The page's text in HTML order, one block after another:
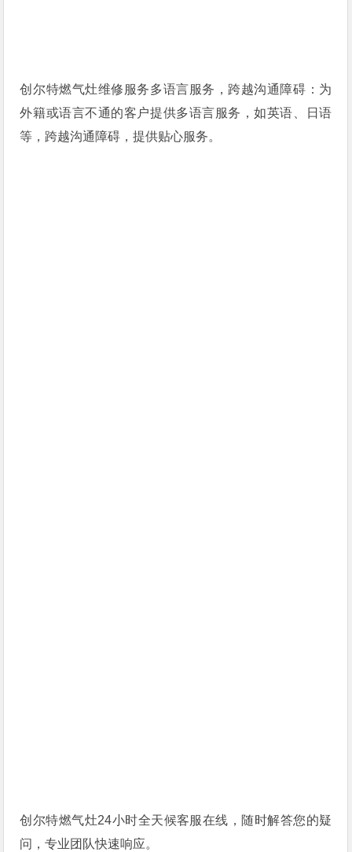
创尔特燃气灶维修服务多语言服务，跨越沟通障碍：为
外籍或语言不通的客户提供多语言服务，如英语、日语
等，跨越沟通障碍，提供贴心服务。
创尔特燃气灶24小时全天候客服在线，随时解答您的疑
问，专业团队快速响应。